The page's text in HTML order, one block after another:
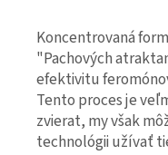
Koncentrovaná
"Pachových
efektivitu
Tento proces je
zvierat, my však
technológii užívať